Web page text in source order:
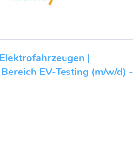
|
EV-Testing (m/w/d) -